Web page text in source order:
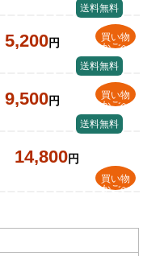
送料無料
5,200円
買い物
かごへ
送料無料
9,500円
買い物
かごへ
送料無料
14,800円
買い物
かごへ